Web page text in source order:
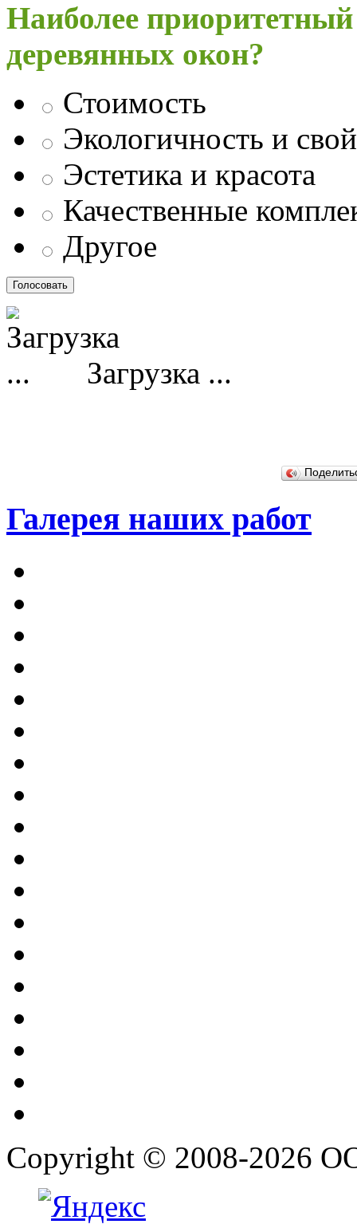
Наиболее
деревянных окон?
Стоимость
Экологичность и
Эстетика и красота
Качественные
Другое
Загрузка ...
Галерея наших работ
Copyright © 2008-2026